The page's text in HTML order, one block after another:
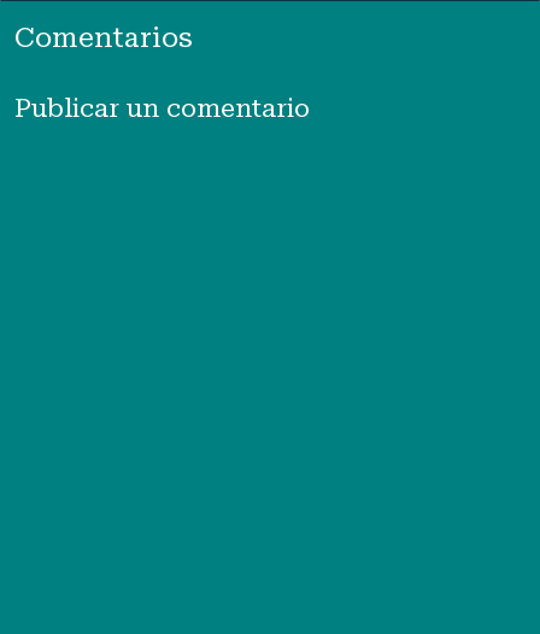
Comentarios
Publicar un comentario